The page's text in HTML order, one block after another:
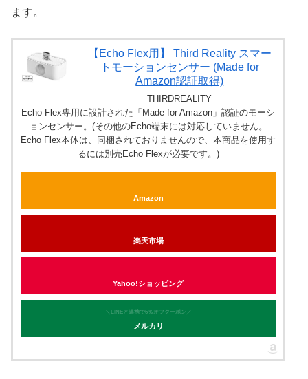
ます。
【Echo Flex用】 Third Reality スマー
トモーションセンサー (Made for
Amazon認証取得)
THIRDREALITY
Echo Flex専用に設計された「Made for Amazon」認証のモーシ
ョンセンサー。(その他のEcho端末には対応していません。
Echo Flex本体は、同梱されておりませんので、本商品を使用す
るには別売Echo Flexが必要です。)
Amazon
楽天市場
Yahoo!ショッピング
＼LINEと連携で5％オフクーポン／
メルカリ